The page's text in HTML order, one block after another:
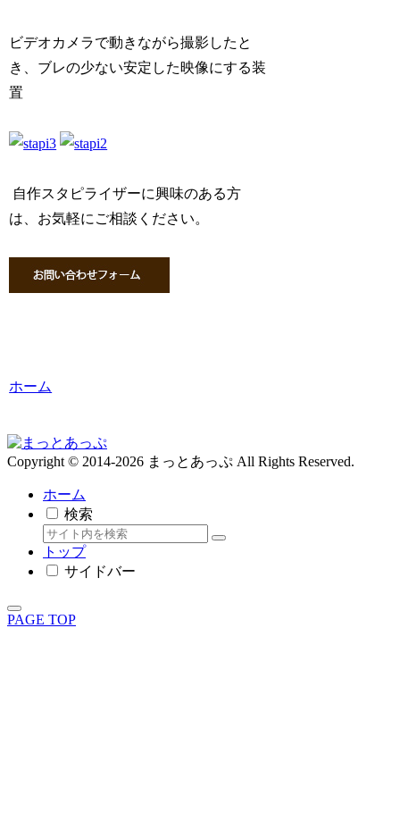
ビデオカメラで動きながら撮影したと
き、ブレの少ない安定した映像にする装
置
自作スタピライザーに興味のある方
は、お気軽にご相談ください。
ホーム
Copyright © 2014-2026 まっとあっぷ All Rights Reserved.
ホーム
検索
トップ
サイドバー
PAGE TOP